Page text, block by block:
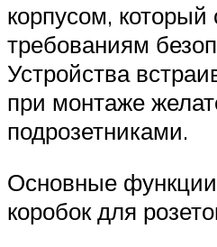
корпусом, который
требованиям
Устройства
при монтаже
подрозетниками.
Основные
коробок для